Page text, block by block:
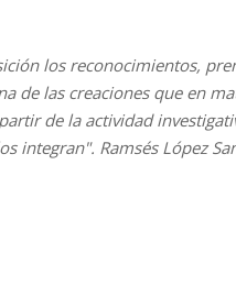
los reconocimientos,
de las creaciones que en
de la actividad
integran". Ramsés López